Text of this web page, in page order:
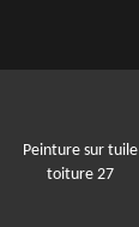
Peinture sur tuile
toiture 27